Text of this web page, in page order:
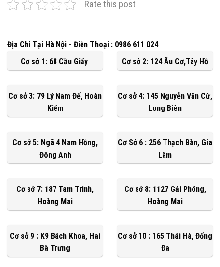
Rate this post
Địa Chỉ Tại Hà Nội - Điện Thoại : 0986 611 024
Cơ sở 1: 68 Cầu Giấy
Cơ sở 2: 124 Âu Cơ,Tây Hồ
Cơ sở 3: 79 Lý Nam Đế, Hoàn
Kiếm
Cơ sở 4: 145 Nguyễn Văn Cừ,
Long Biên
Cơ sở 5: Ngã 4 Nam Hồng,
Đông Anh
Cơ Sở 6 : 256 Thạch Bàn, Gia
Lâm
Cơ sở 7: 187 Tam Trinh,
Hoàng Mai
Cơ sở 8: 1127 Gải Phóng,
Hoàng Mai
Cơ sở 9 : K9 Bách Khoa, Hai
Bà Trưng
Cơ sở 10 : 165 Thái Hà, Đống
Đa